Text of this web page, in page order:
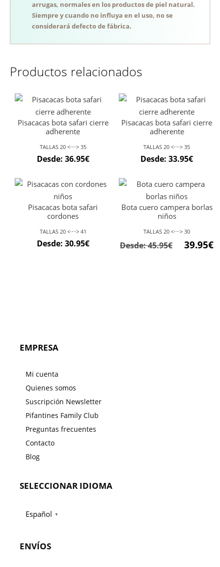
arrugas, normales en los productos de piel natural.
Siempre y cuando no influya en el uso, no se
considerará defecto de fábrica.
Productos relacionados
Pisacacas bota safari cierre
adherente
TALLAS 20 <····> 35
Desde: 36.95€
Pisacacas bota safari cierre
adherente
TALLAS 20 <····> 35
Desde:33.95€
Pisacacas bota safari
cordones
TALLAS 20 <····> 41
Desde: 30.95€
Bota cuero campera borlas
niños
TALLAS 20 <····> 30
Desde:45.95€ 39.95€
EMPRESA
Mi cuenta
Quienes somos
Suscripción Newsletter
Pifantines Family Club
Preguntas frecuentes
Contacto
Blog
SELECCIONAR IDIOMA
Español ▼
ENVÍOS